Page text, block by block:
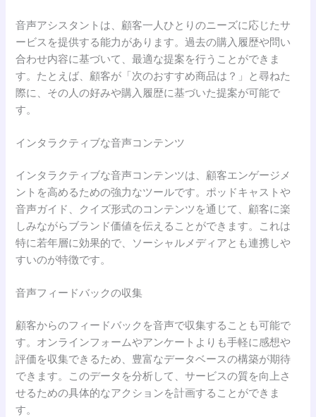
音声アシスタントは、顧客一人ひとりのニーズに応じたサ
ービスを提供する能力があります。過去の購入履歴や問い
合わせ内容に基づいて、最適な提案を行うことができま
す。たとえば、顧客が「次のおすすめ商品は？」と尋ねた
際に、その人の好みや購入履歴に基づいた提案が可能で
す。
インタラクティブな音声コンテンツ
インタラクティブな音声コンテンツは、顧客エンゲージメ
ントを高めるための強力なツールです。ポッドキャストや
音声ガイド、クイズ形式のコンテンツを通じて、顧客に楽
しみながらブランド価値を伝えることができます。これは
特に若年層に効果的で、ソーシャルメディアとも連携しや
すいのが特徴です。
音声フィードバックの収集
顧客からのフィードバックを音声で収集することも可能で
す。オンラインフォームやアンケートよりも手軽に感想や
評価を収集できるため、豊富なデータベースの構築が期待
できます。このデータを分析して、サービスの質を向上さ
せるための具体的なアクションを計画することができま
す。